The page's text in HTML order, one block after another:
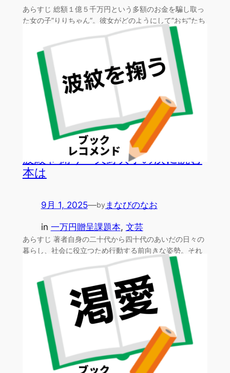
あらすじ 総額１億５千万円という多額のお金を騙し取っ
た女の子”りりちゃん”。彼女がどのようにして”おぢ”たち
波紋を掬う・天野典子の次に読む
本は
9月 1, 2025—by まなびのなお
in 一万円贈呈課題本, 文芸
あらすじ 著者自身の二十代から四十代のあいだの日々の
暮らし、社会に役立つため行動する前向きな姿勢。それ